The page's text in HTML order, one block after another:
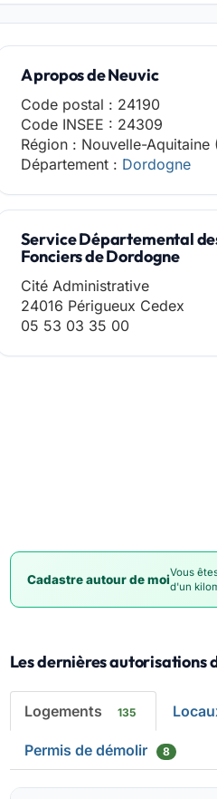
A propos de Neuvic
Code postal : 24190
Code INSEE : 24309
Région : Nouvelle-Aquitaine
Département : Dordogne
Service Départemental
Fonciers de Dordogne
Cité Administrative
24016 Périgueux Cedex
05 53 03 35 00
Cadastre autour de moiVous
d'un
Les dernières autorisations
Logements 135
Permis de démolir 8